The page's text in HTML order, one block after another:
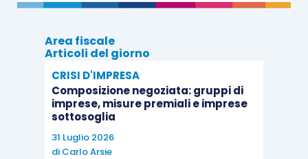
Area fiscale
Articoli del giorno
CRISI D'IMPRESA
Composizione negoziata: gruppi di
imprese, misure premiali e imprese
sottosoglia
31 Luglio 2026
di Carlo Arsie